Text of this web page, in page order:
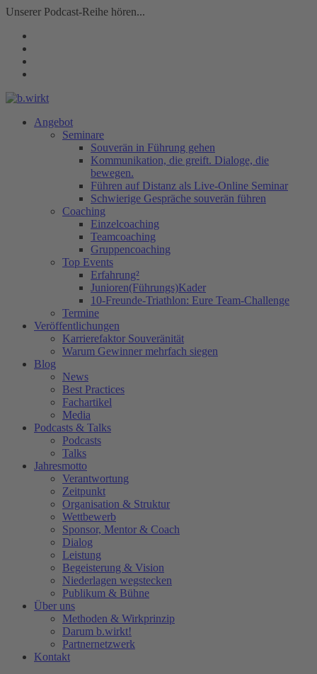
Unserer Podcast-Reihe hören...
Angebot
Seminare
Souverän in Führung gehen
Kommunikation, die greift. Dialoge, die
bewegen.
Führen auf Distanz als Live-Online Seminar
Schwierige Gespräche souverän führen
Coaching
Einzelcoaching
Teamcoaching
Gruppencoaching
Top Events
Erfahrung²
Junioren(Führungs)Kader
10-Freunde-Triathlon: Eure Team-Challenge
Termine
Veröffentlichungen
Karrierefaktor Souveränität
Warum Gewinner mehrfach siegen
Blog
News
Best Practices
Fachartikel
Media
Podcasts & Talks
Podcasts
Talks
Jahresmotto
Verantwortung
Zeitpunkt
Organisation & Struktur
Wettbewerb
Sponsor, Mentor & Coach
Dialog
Leistung
Begeisterung & Vision
Niederlagen wegstecken
Publikum & Bühne
Über uns
Methoden & Wirkprinzip
Darum b.wirkt!
Partnernetzwerk
Kontakt